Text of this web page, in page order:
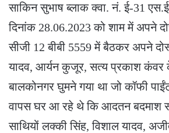
साकिन सुभाष ब्लाक क्वा. नं. ई-31
दिनांक 28.06.2023 को शाम में अपने
सीजी 12 बीबी 5559 में बैठकर अपने
यादव, आर्यन कुजूर, सत्य प्रकाश कंवर
बालकोनगर घुमने गया था जो कॉफी
वापस घर आ रहे थे कि आदतन बदमाश
साथियों लक्की सिंह, विशाल यादव,